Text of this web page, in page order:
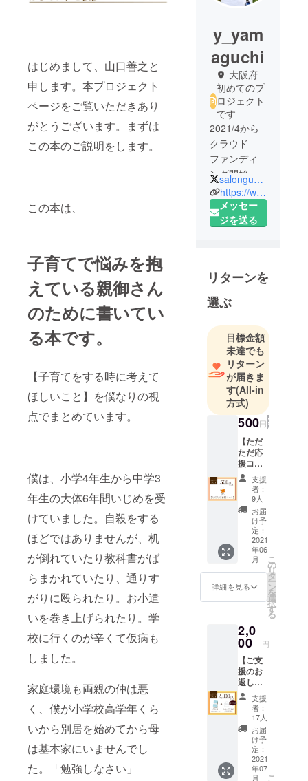
はじめまして、山口善之と
申します。本プロジェクト
ページをご覧いただきあり
がとうございます。まずは
この本のご説明をします。
この本は、
子育てで悩みを抱
えている親御さん
のために書いてい
る本です。
【子育てをする時に考えて
ほしいこと】を僕なりの視
点でまとめています。
僕は、小学4年生から中学3
年生の大体6年間いじめを受
けていました。自殺をする
ほどではありませんが、机
が倒れていたり教科書がば
らまかれていたり、通りす
がりに殴られたり。お小遣
いを巻き上げられたり。学
校に行くのが辛くて仮病も
しました。
家庭環境も両親の仲は悪
く、僕が小学校高学年くら
いから別居を始めてから母
は基本家にいませんでし
た。「勉強しなさい」
y_yam
aguchi
大阪府
初めてのプ
ロジェクト
です
2021/4から
クラウド
ファンディ
ング開始。
過去の辛い
体験で前を
向けない、
を受けた経
験から見つ
けた過去の
捉え方と思
考法】を届
けます。
➡️【いじめを
受けた経験
から見つけ
た過去の捉
え方と思考
法】執筆中
➡️映像制作は
約15年目(主
に編集がメ
➡️西野亮廣エ
ンタメ研究
所サロンメ
ンバー
salongussan
https://www.facebook.com/gussan007/
メッセー
ジを送る
リターンを
選ぶ
目標金額
未達でも
リターン
が届きま
す(All-in
方式)
500円
【ただ
ただ応
援コー
ス】 ※※
この
コース
は500円
以上の
金額を
指定し
てご支
援いた
だくこ
とがで
きます
※※ 感謝
ちを込
めて
メール
をお返
ししま
す。 誰
もが未
来を肯
定的に
捉えら
れると
信じ、
この本
を一人
支援
者：
9人
お届
け予
定：
2021
年06
月
詳細を見る
こ
の
リ
タ
ー
ン
を
選
択
す
る
2,0
00 円
【ご支
援のお
返し
コー
ス】 ▶︎
書籍１
冊 ▶︎お
礼の手
紙全員
分を直
筆でお
支援
者：
17人
お届
け予
定：
2021
年07
月
こ